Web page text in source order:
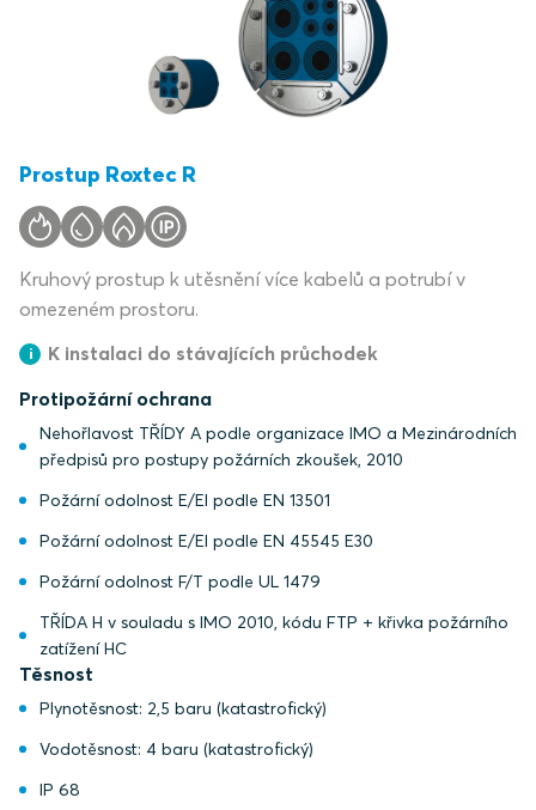
Prostup Roxtec R
Kruhový prostup k utěsnění více kabelů a potrubí v
omezeném prostoru.
K instalaci do stávajících průchodek
Protipožární ochrana
Nehořlavost TŘÍDY A podle organizace IMO a Mezinárodních
předpisů pro postupy požárních zkoušek, 2010
Požární odolnost E/EI podle EN 13501
Požární odolnost E/EI podle EN 45545 E30
Požární odolnost F/T podle UL 1479
TŘÍDA H v souladu s IMO 2010, kódu FTP + křivka požárního
zatížení HC
Těsnost
Plynotěsnost: 2,5 baru (katastrofický)
Vodotěsnost: 4 baru (katastrofický)
IP 68